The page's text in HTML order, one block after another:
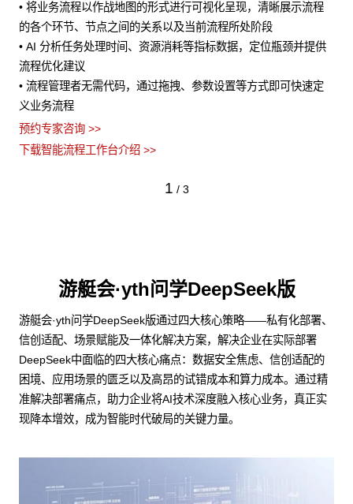
• 将业务流程以作战地图的形式进行可视化呈现，清晰展示流程
的各个环节、节点之间的关系以及当前流程所处阶段
• AI 分析任务处理时间、资源消耗等指标数据，定位瓶颈并提供
流程优化建议
• 流程管理者无需代码，通过拖拽、参数设置等方式即可快速定
义业务流程
预约专家咨询 >>
下载智能流程工作台介绍 >>
1 / 3
游艇会·yth问学DeepSeek版
游艇会·yth问学DeepSeek版通过四大核心策略——私有化部署、
信创适配、场景赋能及一体化解决方案，解决企业在实际部署
DeepSeek中面临的四大核心痛点：数据安全焦虑、信创适配的
困境、应用场景的匮乏以及高昂的试错成本和算力成本。通过精
准解决部署痛点，助力企业将AI技术深度融入核心业务，真正实
现降本增效，成为智能时代破局的关键力量。